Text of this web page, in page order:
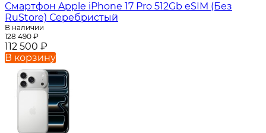
Смартфон Apple iPhone 17 Pro 512Gb eSIM (Без
RuStore) Серебристый
В наличии
128 490 ₽
112 500 ₽
В корзину